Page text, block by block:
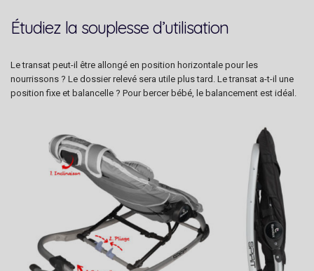
Étudiez la souplesse d’utilisation
Le transat peut-il être allongé en position horizontale pour les
nourrissons ? Le dossier relevé sera utile plus tard. Le transat a-t-il une
position fixe et balancelle ? Pour bercer bébé, le balancement est idéal.